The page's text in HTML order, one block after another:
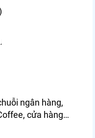
ngân hàng,
cửa hàng…